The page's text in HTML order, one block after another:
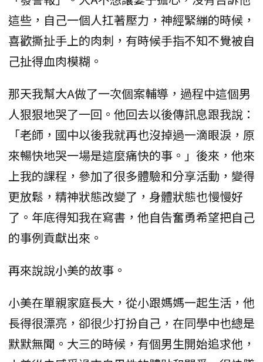
這些，自己一個人扛著壓力，神經緊繃的時候，
喜歡撕扯手上的肉刺，有時候手指不知不覺被自
己扯得血肉模糊。
那天我幫大A做了一次個案輔導，過程中這個男
人狠狠地哭了一回。他回去以後傳訊息跟我說：
「老師，國中以後我就再也沒掉過一滴眼淚，原
來暢快地哭一場是這麼痛快的事。」後來，他來
上我的課程，參加了很多體驗和分享活動，變得
更放鬆，精神狀態改變了，身體狀態也慢慢好
了。年底得知我在寫書，他自告奮勇希望把自己
的事例貢獻出來。
再來說說小美的故事。
小美在單親家庭長大，從小跟媽媽一起生活，他
長得很漂亮，卻很少打扮自己，在同學中也總是
默默無聞。大三的時候，有個男生開始追求他，